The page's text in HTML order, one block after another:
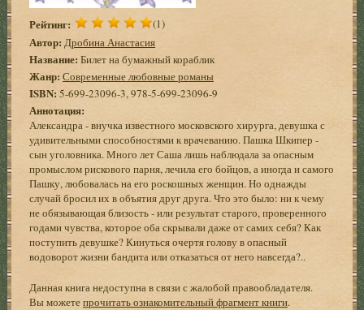
Рейтинг: (1)
Автор: Дробина Анастасия
Название: Билет на бумажный кораблик
Жанр: Современные любовные романы
ISBN: 5-699-23096-3, 978-5-699-23096-9
Аннотация:
Александра - внучка известного московского хирурга, девушка с
удивительными способностями к врачеванию. Пашка Шкипер -
сын уголовника. Много лет Саша лишь наблюдала за опасным
промыслом рискового парня, лечила его бойцов, а иногда и самого
Пашку, любовалась на его роскошных женщин. Но однажды
случай бросил их в объятия друг друга. Что это было: ни к чему
не обязывающая близость - или результат старого, проверенного
годами чувства, которое оба скрывали даже от самих себя? Как
поступить девушке? Кинуться очертя голову в опасный
водоворот жизни бандита или отказаться от него навсегда?..
Данная книга недоступна в связи с жалобой правообладателя.
Вы можетепрочитать ознакомительный фрагмент книги.